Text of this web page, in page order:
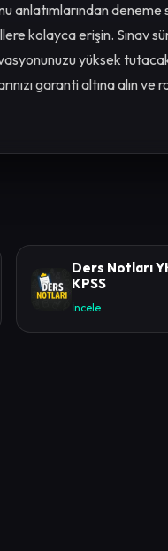
anlatımlarından deneme
kolayca erişin. Sınav
yüksek
garanti altına alın ve
Ders Notları
KPSS
İncele